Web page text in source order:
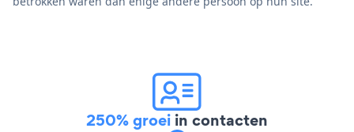
250% groei in contacten